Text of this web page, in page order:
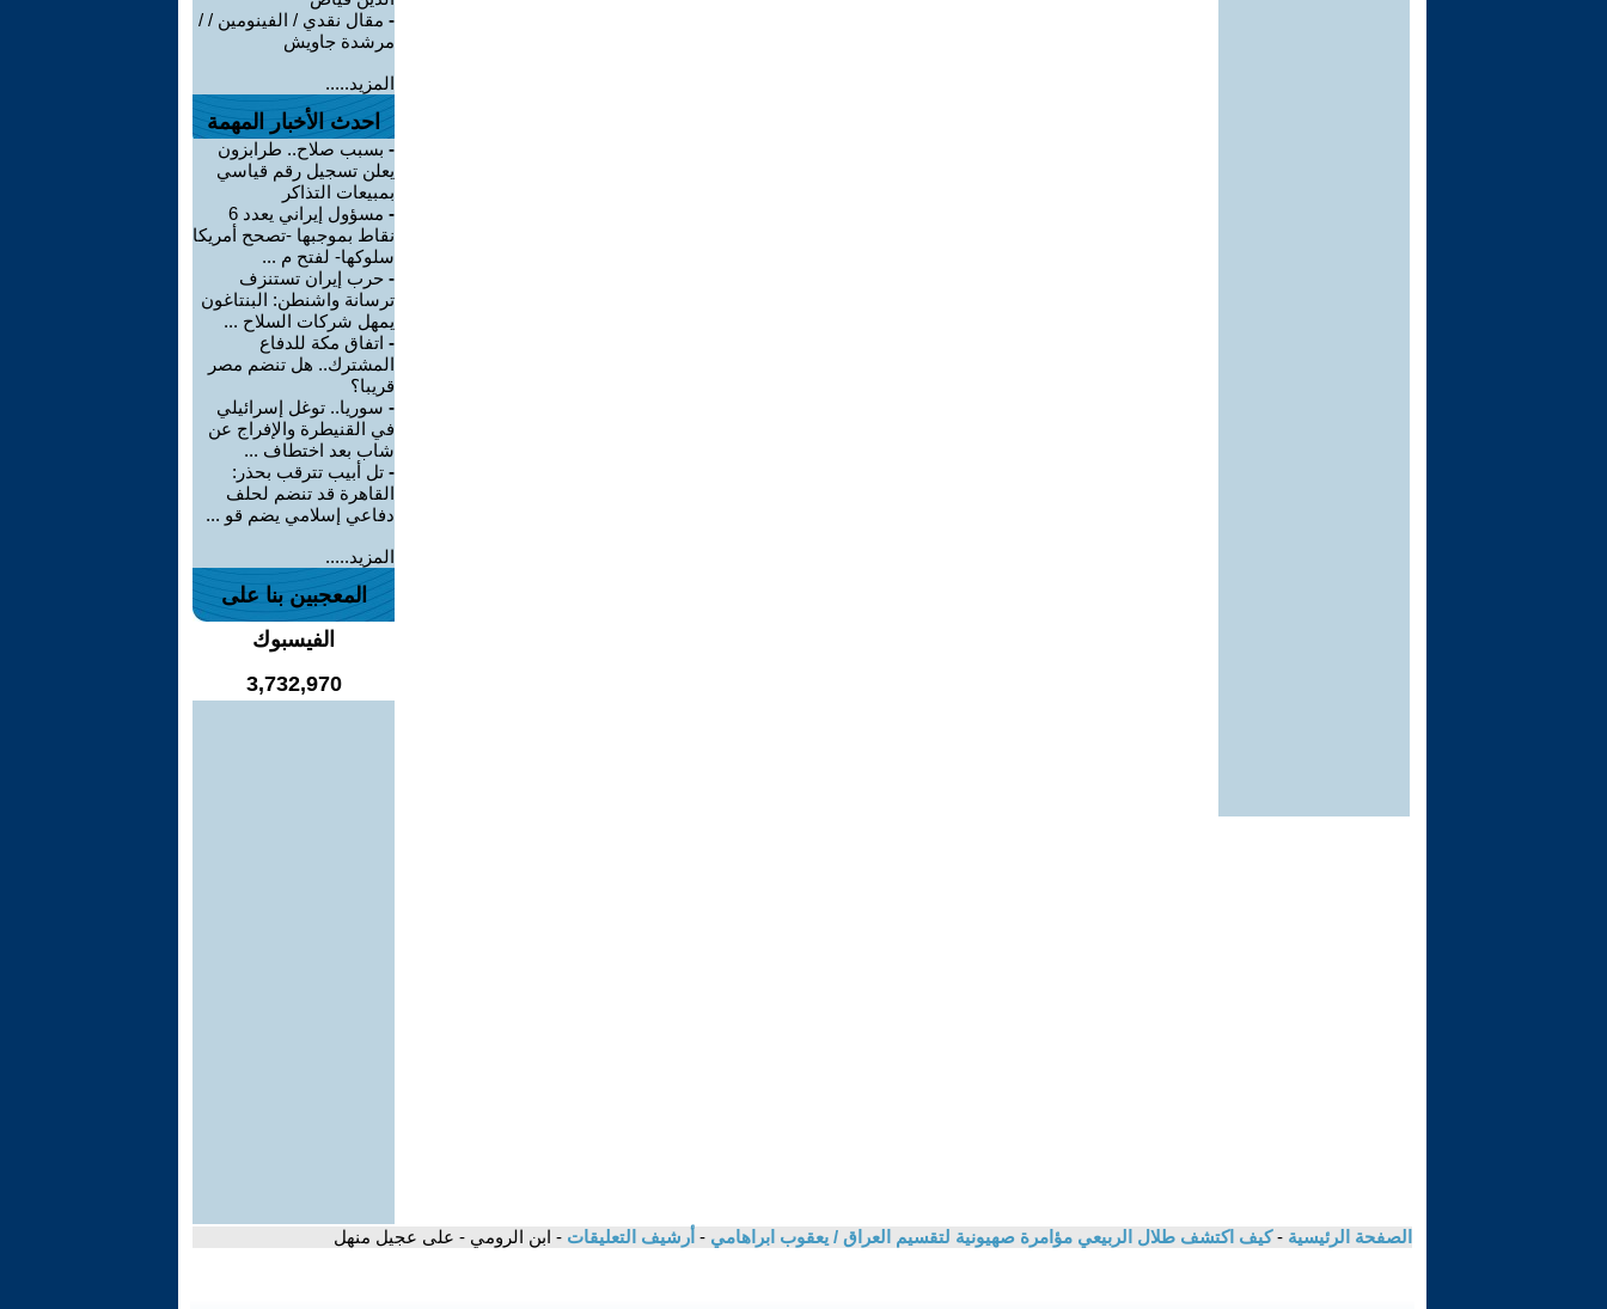
- مقال نقدي / الفينومين / /
مرشدة جاويش
المزيد.....
احدث الأخبار المهمة
- بسبب صلاح.. طرابزون
يعلن تسجيل رقم قياسي
بمبيعات التذاكر
-
مسؤول إيراني يعدد 6
نقاط بموجبها -تصحح أمريكا
سلوكها- لفتح م ...
- حرب إيران تستنزف
ترسانة واشنطن: البنتاغون
يمهل شركات السلاح ...
- اتفاق مكة للدفاع
المشترك.. هل تنضم مصر
قريبا؟
- سوريا.. توغل إسرائيلي
في القنيطرة والإفراج عن
شاب بعد اختطاف ...
- تل أبيب تترقب بحذر:
القاهرة قد تنضم لحلف
دفاعي إسلامي يضم قو ...
المزيد.....
المعجبين بنا على
الفيسبوك
3,732,970
الصفحة الرئيسية -كيف اكتشف طلال الربيعي مؤامرة صهيونية لتقسيم العراق / يعقوب ابراهامي - أرشيف التعليقات - ابن الرومي - على عجيل منهل